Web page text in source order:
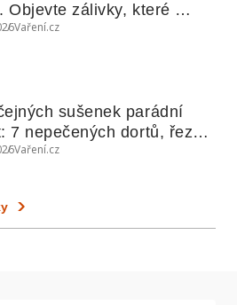
Objevte zálivky, které
i na maso, nudle nebo
Vaření.cz
sušenek parádní
7 nepečených dortů, řezů
Vaření.cz